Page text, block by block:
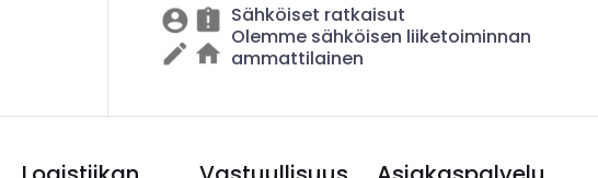
Sähköiset ratkaisut
Olemme sähköisen liiketoiminnan
ammattilainen